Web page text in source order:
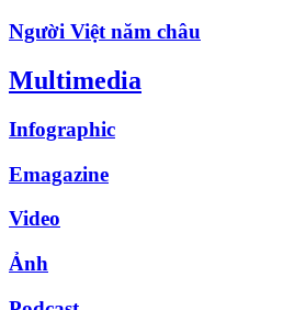
Người Việt năm châu
Multimedia
Infographic
Emagazine
Video
Ảnh